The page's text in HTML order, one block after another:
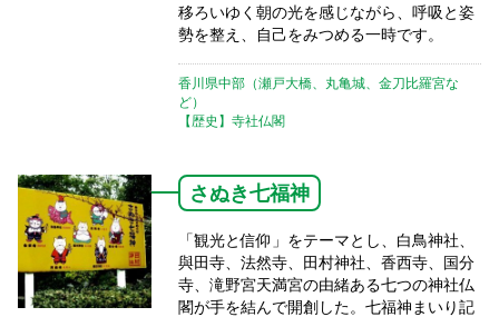
移ろいゆく朝の光を感じながら、呼吸と姿
勢を整え、自己をみつめる一時です。
香川県中部（瀬戸大橋、丸亀城、金刀比羅宮な
ど）
【歴史】寺社仏閣
さぬき七福神
「観光と信仰」をテーマとし、白鳥神社、
與田寺、法然寺、田村神社、香西寺、国分
寺、滝野宮天満宮の由緒ある七つの神社仏
閣が手を結んで開創した。七福神まいり記